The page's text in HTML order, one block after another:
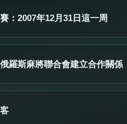
：2007年12月31日這一周
羅斯麻將聯合會建立合作關係